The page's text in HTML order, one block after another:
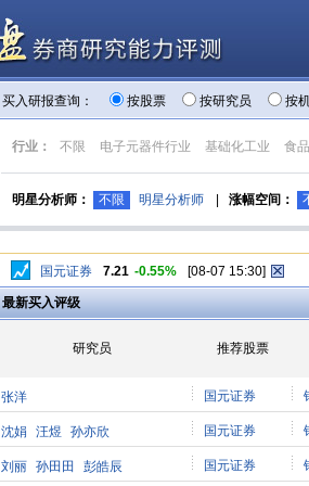
买入研报查询： 按股票 按研究员 按
行业： 不限 电子元器件行业 基础化工业 食
明星分析师： 不限 明星分析师 涨幅空间：
国元证券 7.21 -0.55% [08-07 15:30]
最新买入评级
研究员 推荐股票
张洋 国元证券
沈娟 汪煜 孙亦欣 国元证券
刘丽 孙田田 彭皓辰 国元证券